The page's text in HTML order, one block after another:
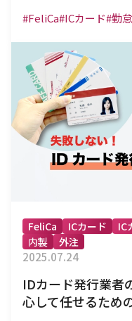
#FeliCa#ICカード#勤
FeliCa ICカード IC
内製
外注
2025.07.24
IDカード発行業者
心して任せるため